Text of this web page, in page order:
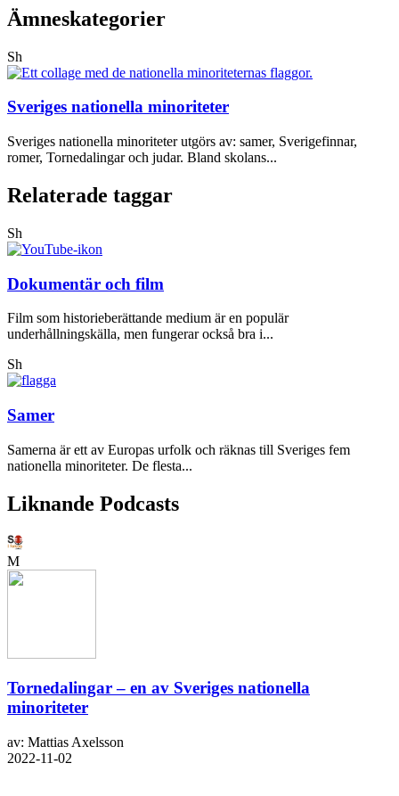
Ämneskategorier
Sh
Sveriges nationella minoriteter
Sveriges nationella minoriteter utgörs av: samer, Sverigefinnar,
romer, Tornedalingar och judar. Bland skolans...
Relaterade taggar
Sh
Dokumentär och film
Film som historieberättande medium är en populär
underhållningskälla, men fungerar också bra i...
Sh
Samer
Samerna är ett av Europas urfolk och räknas till Sveriges fem
nationella minoriteter. De flesta...
Liknande Podcasts
M
Tornedalingar – en av Sveriges nationella
minoriteter
av: Mattias Axelsson
2022-11-02